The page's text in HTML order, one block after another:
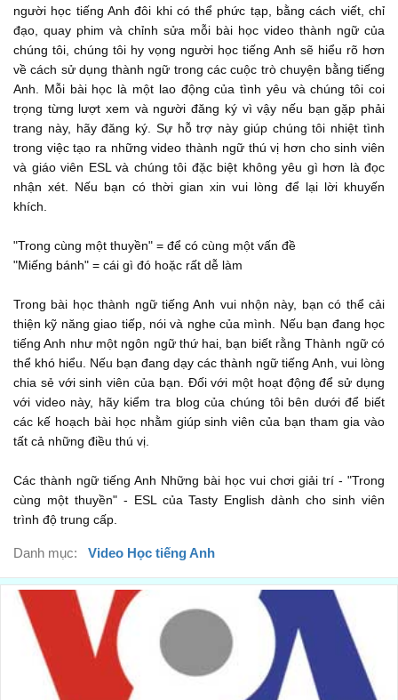
You scared of hikes, Jack?
00:28
Don't worry.
00:30
We're IN THE SAME BOAT.
00:31
Boat?
What boat?
I'm standing on wood.
...
00:36
No...what I mean is...
...
00:38
...that we have the same problem...
...but...
...
...we can do this.
...
00:44
You're right we can.
00:45
Plus, I have your phone, I have your wallet, so...
người học tiếng Anh đôi khi có thể phức tạp, bằng cách viết, chỉ
đạo, quay phim và chỉnh sửa mỗi bài học video thành ngữ của
chúng tôi, chúng tôi hy vọng người học tiếng Anh sẽ hiểu rõ hơn
về cách sử dụng thành ngữ trong các cuộc trò chuyện bằng tiếng
Anh. Mỗi bài học là một lao động của tình yêu và chúng tôi coi
trọng từng lượt xem và người đăng ký vì vậy nếu bạn gặp phải
trang này, hãy đăng ký. Sự hỗ trợ này giúp chúng tôi nhiệt tình
trong việc tạo ra những video thành ngữ thú vị hơn cho sinh viên
và giáo viên ESL và chúng tôi đặc biệt không yêu gì hơn là đọc
nhận xét. Nếu bạn có thời gian xin vui lòng để lại lời khuyến
khích.
"Trong cùng một thuyền" = để có cùng một vấn đề
"Miếng bánh" = cái gì đó hoặc rất dễ làm
Trong bài học thành ngữ tiếng Anh vui nhộn này, bạn có thể cải
thiện kỹ năng giao tiếp, nói và nghe của mình. Nếu bạn đang học
tiếng Anh như một ngôn ngữ thứ hai, bạn biết rằng Thành ngữ có
thể khó hiểu. Nếu bạn đang dạy các thành ngữ tiếng Anh, vui lòng
chia sẻ với sinh viên của bạn. Đối với một hoạt động để sử dụng
với video này, hãy kiểm tra blog của chúng tôi bên dưới để biết
các kế hoạch bài học nhằm giúp sinh viên của bạn tham gia vào
tất cả những điều thú vị.
Các thành ngữ tiếng Anh Những bài học vui chơi giải trí - "Trong
cùng một thuyền" - ESL của Tasty English dành cho sinh viên
trình độ trung cấp.
Danh mục: Video Học tiếng Anh